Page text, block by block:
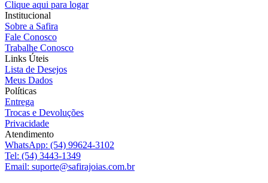
Clique aqui para logar
Institucional
Sobre a Safira
Fale Conosco
Trabalhe Conosco
Links Úteis
Lista de Desejos
Meus Dados
Políticas
Entrega
Trocas e Devoluções
Privacidade
Atendimento
WhatsApp: (54) 99624-3102
Tel: (54) 3443-1349
Email: suporte@safirajoias.com.br